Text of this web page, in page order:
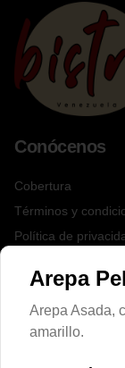
Conócenos
Cobertura
Términos y
Política de
Redes
Instagram
Facebook
Arepa
Arepa Asada,
amarillo.